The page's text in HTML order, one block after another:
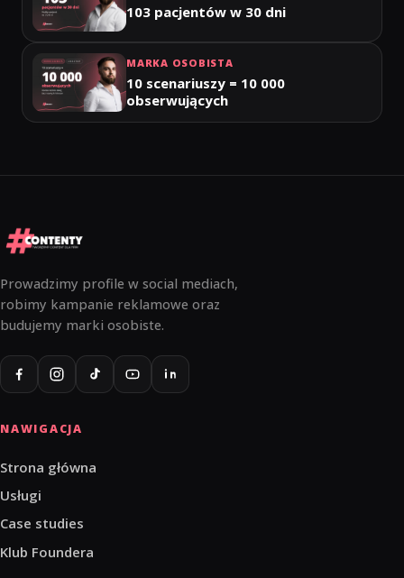
103 pacjentów w 30 dni
MARKA OSOBISTA
10 scenariuszy = 10 000
obserwujących
Prowadzimy profile w social mediach,
robimy kampanie reklamowe oraz
budujemy marki osobiste.
NAWIGACJA
Strona główna
Usługi
Case studies
Klub Foundera